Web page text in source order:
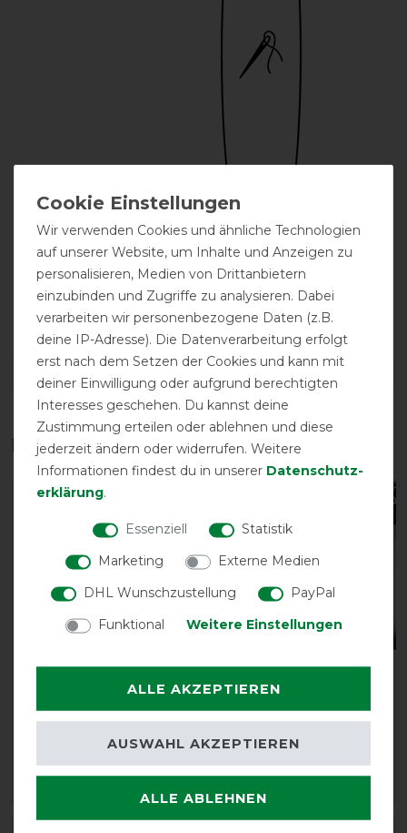
Bestickung
möglich
Das perfekte Zubehör für dich
Kentucky Horsewear
Unterdecke Skin
Kentucky Horsewear
Show Rug Bauchgurt
Wir verwenden Cookies und ähnliche Technologien
auf unserer Website, um Inhalte und Anzeigen zu
personalisieren, Medien von Drittanbietern
einzubinden und Zugriffe zu analysieren. Dabei
verarbeiten wir personenbezogene Daten (z.B.
deine IP-Adresse). Die Datenverarbeitung erfolgt
erst nach dem Setzen der Cookies und kann mit
deiner Einwilligung oder aufgrund berechtigten
Interesses geschehen. Du kannst deine
Zustimmung erteilen oder ablehnen und diese
jederzeit ändern oder widerrufen. Weitere
Informationen findest du in unserer Daten­schutz­
erklärung.
Essenziell
Statistik
Marketing
Externe Medien
DHL Wunschzustellung
PayPal
Funktional
Weitere Einstellungen
ALLE AKZEPTIEREN
ALLE ABLEHNEN
AUSWAHL AKZEPTIEREN